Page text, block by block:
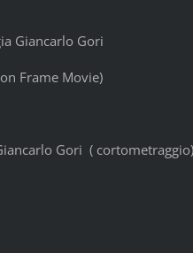
Giancarlo Gori
Frame Movie)
Gori ( cortometraggio)